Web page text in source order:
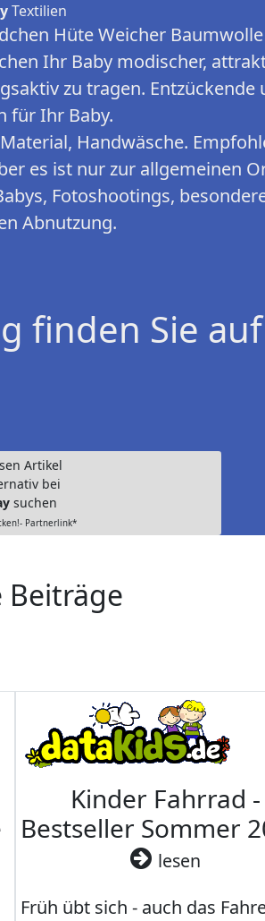
Textilien
Hüte Weicher
Ihr Baby modischer,
zu tragen. Entzückende
für Ihr Baby.
Handwäsche.
es ist nur zur allgemeinen
Fotoshootings,
Abnutzung.
finden Sie
Artikel
bei
suchen
Partnerlink*
Beiträge
Kinder Fahrrad -
Bestseller Sommer
lesen
Früh übt sich - auch das